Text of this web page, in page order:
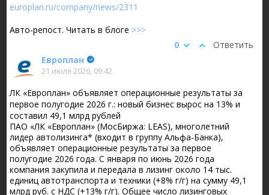
europlan.ru/company/news/2311
Авто-репост. Читать в блоге >>>
Ответить
0
Европлан
21 июля 2026, 09:42
ЛК «Европлан» объявляет операционные результаты за
первое полугодие 2026 г.: новый бизнес вырос на 13% и
составил 49,1 млрд рублей
ПАО «ЛК «Европлан» (МосБиржа: LEAS), многолетний
лидер автолизинга* (входит в группу Альфа-Банка),
объявляет операционные результаты за первое
полугодие 2026 года. С января по июнь 2026 года
компания закупила и передала в лизинг около 14 тыс.
единиц автотранспорта и техники (+8% г/г) на сумму 49,1
млрд руб. с НДС (+13% г/г). Общее число лизинговых